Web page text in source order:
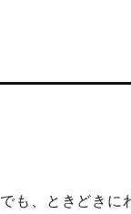
も、ときどきに